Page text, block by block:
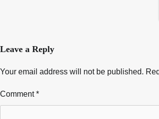
Leave a Reply
Your email address will not be published.
Comment*